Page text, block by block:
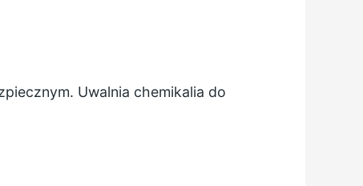
Uwalnia chemikalia do